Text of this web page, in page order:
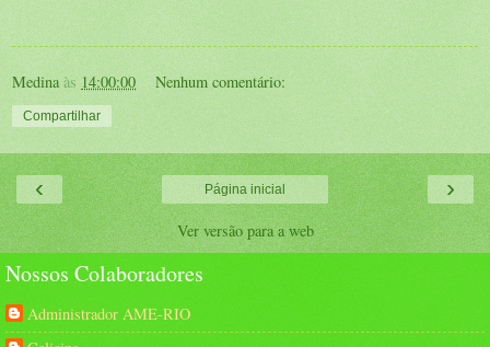
Medina às 14:00:00 Nenhum comentário:
Compartilhar
‹ ›
Página inicial
Ver versão para a web
Nossos Colaboradores
Administrador AME-RIO